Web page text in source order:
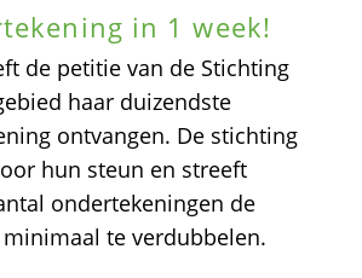
in 1 week!
de petitie van de Stichting
haar duizendste
ontvangen. De stichting
hun steun en streeft
ondertekeningen de
te verdubbelen.